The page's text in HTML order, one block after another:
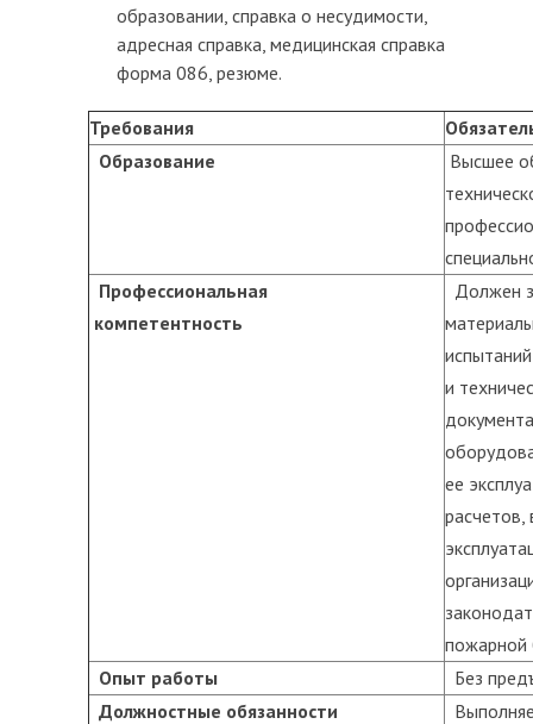
образовании, справка о несудимости,
адресная справка, медицинская справка
форма 086, резюме.
Требования
Образование
Высшее
Профессиональная
компетентность
Должен
и
ее
расчетов,
пожарной
Опыт работы
Без
Должностные обязанности